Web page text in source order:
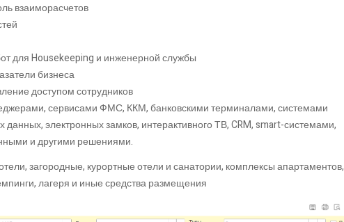
взаиморасчетов
для Housekeeping и инженерной службы
бизнеса
доступом сотрудников
сервисами ФМС, ККМ, банковскими терминалами, системами
данных, электронных замков, интерактивного ТВ, CRM, smart-системами,
и другими решениями.
загородные, курортные отели и санатории, комплексы апартаментов,
лагеря и иные средства размещения